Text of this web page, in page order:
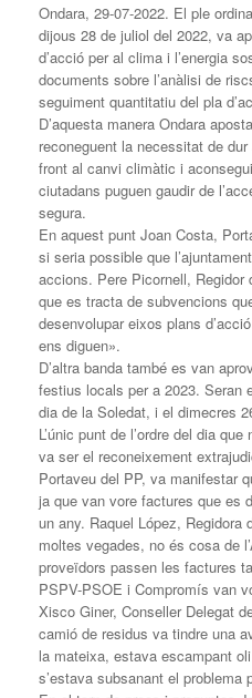
Ondara, 29-07-2022. El ple
dijous 28 de juliol del 2022, va
d’acció per al clima i l’energia
documents sobre l’anàlisi de
seguiment quantitatiu del pla
D’aquesta manera Ondara
reconeguent la necessitat de
front al canvi climàtic i
ciutadans puguen gaudir de
segura.
En aquest punt Joan Costa,
si seria possible que
accions. Pere Picornell,
que es tracta de subvencions
desenvolupar eixos plans
ens diguen».
D’altra banda també es van
festius locals per a 2023. Seran
dia de la Soledat, i el dimecres
L’únic punt de l’ordre del dia
va ser el reconeixement
Portaveu del PP, va manifestar
ja que van vore factures que es
un any. Raquel López, Regidora
moltes vegades, no és cosa de
proveïdors passen les factures
PSPV-PSOE i Compromís van
Xisco Giner, Conseller Delegat
camió de residus va tindre una
la mateixa, estava escampant
s’estava subsanant el problema